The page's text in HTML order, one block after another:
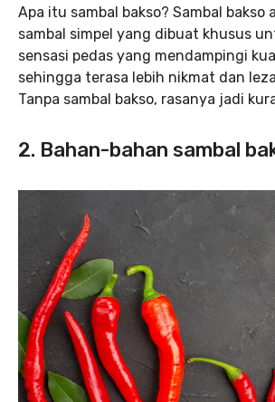
Apa itu sambal bakso? Sambal bakso
sambal simpel yang dibuat khusus
sensasi pedas yang mendampingi
sehingga terasa lebih nikmat dan
Tanpa sambal bakso, rasanya jadi
2. Bahan-bahan sambal